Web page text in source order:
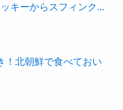
キーからスフィンク...
！北朝鮮で食べておい